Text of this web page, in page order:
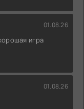
01.08.26
игра
01.08.26